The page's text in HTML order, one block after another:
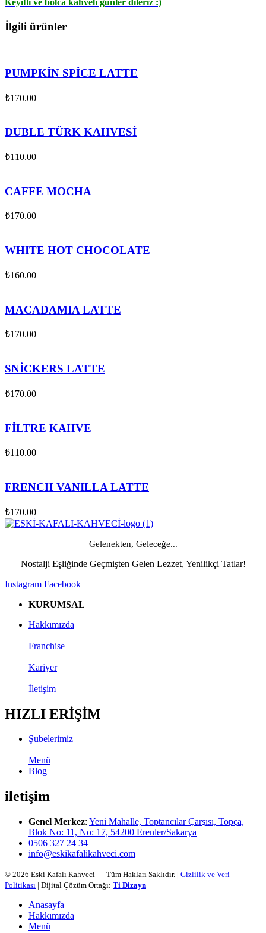
Keyifli ve bolca kahveli günler dileriz :)
İlgili ürünler
PUMPKİN SPİCE LATTE
₺170.00
DUBLE TÜRK KAHVESİ
₺110.00
CAFFE MOCHA
₺170.00
WHITE HOT CHOCOLATE
₺160.00
MACADAMIA LATTE
₺170.00
SNİCKERS LATTE
₺170.00
FİLTRE KAHVE
₺110.00
FRENCH VANILLA LATTE
₺170.00
Gelenekten, Geleceğe...
Nostalji Eşliğinde Geçmişten Gelen Lezzet, Yenilikçi Tatlar!
Instagram Facebook
KURUMSAL
Hakkımızda
Franchise
Kariyer
İletişim
HIZLI ERİŞİM
Şubelerimiz
Menü
Blog
iletişim
Genel Merkez: Yeni Mahalle, Toptancılar Çarşısı, Topça,
Blok No: 11, No: 17, 54200 Erenler/Sakarya
0506 327 24 34
info@eskikafalikahveci.com
© 2026 Eski Kafalı Kahveci — Tüm Hakları Saklıdır. | Gizlilik ve Veri
Politikası | Dijital Çözüm Ortağı: Ti Dizayn
Anasayfa
Hakkımızda
Menü